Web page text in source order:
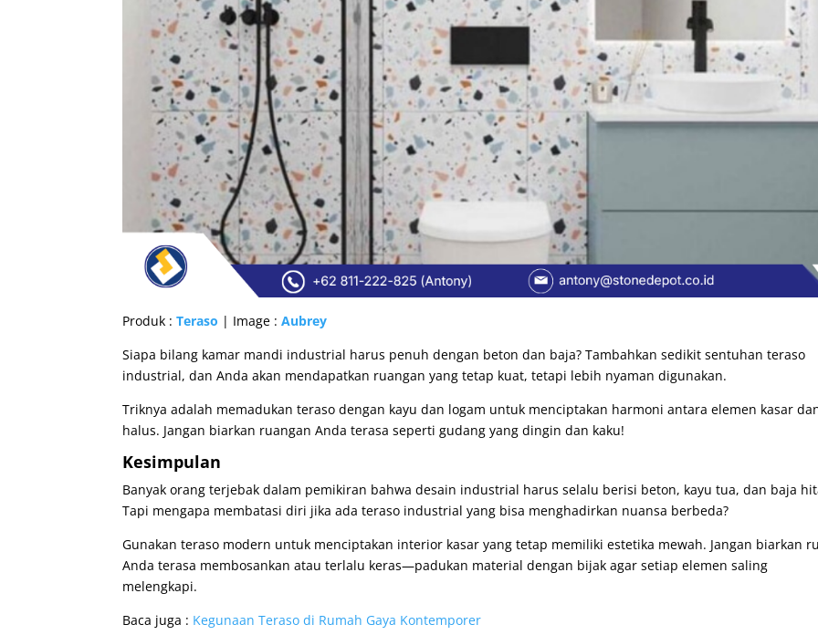
Produk :Teraso | Image :Aubrey
Siapa bilang kamar mandi industrial harus penuh dengan beton dan baja? Tambahkan sedikit sentuhan teraso
industrial, dan Anda akan mendapatkan ruangan yang tetap kuat, tetapi lebih nyaman digunakan.
Triknya adalah memadukan teraso dengan kayu dan logam untuk menciptakan harmoni antara elemen kasar
halus. Jangan biarkan ruangan Anda terasa seperti gudang yang dingin dan kaku!
Kesimpulan
Banyak orang terjebak dalam pemikiran bahwa desain industrial harus selalu berisi beton, kayu tua, dan baja
Tapi mengapa membatasi diri jika ada teraso industrial yang bisa menghadirkan nuansa berbeda?
Gunakan teraso modern untuk menciptakan interior kasar yang tetap memiliki estetika mewah. Jangan biarkan
Anda terasa membosankan atau terlalu keras—padukan material dengan bijak agar setiap elemen saling
melengkapi.
Baca juga : Kegunaan Teraso di Rumah Gaya Kontemporer